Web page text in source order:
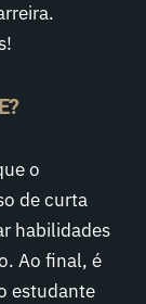
o
de curta
habilidades
Ao final, é
estudante